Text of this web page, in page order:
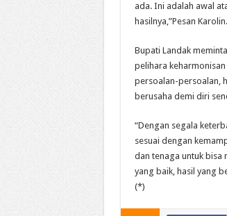
ada. Ini adalah awal
hasilnya,”Pesan Karolin.
Bupati Landak
pelihara
persoalan-persoalan,
berusaha demi diri
“Dengan segala
sesuai dengan
dan tenaga untuk bisa
yang baik, hasil yang
(*)